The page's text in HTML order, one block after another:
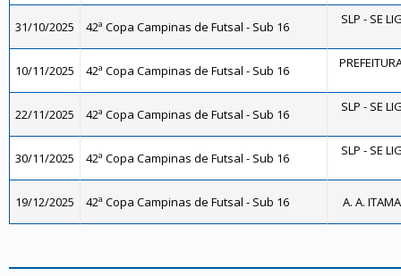
31/10/2025 42ª Copa Campinas de Futsal - Sub 16 SLP - SE
10/11/2025 42ª Copa Campinas de Futsal - Sub 16
22/11/2025 42ª Copa Campinas de Futsal - Sub 16 SLP - SE
30/11/2025 42ª Copa Campinas de Futsal - Sub 16 SLP - SE
19/12/2025 42ª Copa Campinas de Futsal - Sub 16 A. A.